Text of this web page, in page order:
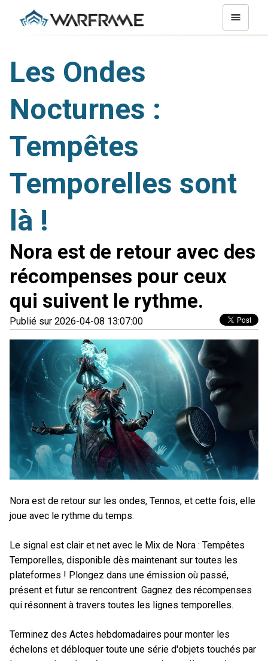
Les Ondes
Nocturnes :
Tempêtes
Temporelles sont
là !
Nora est de retour avec des
récompenses pour ceux
qui suivent le rythme.
Publié sur 2026-04-08 13:07:00
Nora est de retour sur les ondes, Tennos, et cette fois, elle
joue avec le rythme du temps.
Le signal est clair et net avec le Mix de Nora : Tempêtes
Temporelles, disponible dès maintenant sur toutes les
plateformes ! Plongez dans une émission où passé,
présent et futur se rencontrent. Gagnez des récompenses
qui résonnent à travers toutes les lignes temporelles.
Terminez des Actes hebdomadaires pour monter les
échelons et débloquer toute une série d'objets touchés par